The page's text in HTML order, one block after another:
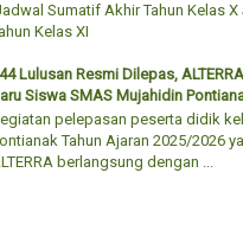
Sumatif Akhir Tahun Kelas
Kelas XI
Lulusan Resmi Dilepas,
Siswa SMAS Mujahidin
pelepasan peserta didik
Tahun Ajaran 2025/2026
berlangsung dengan ...